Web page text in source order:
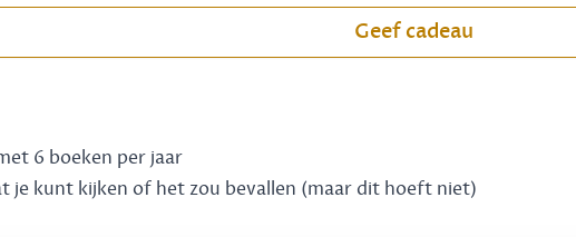
Geef cadeau
6 boeken per jaar
je kunt kijken of het zou bevallen (maar dit hoeft niet)